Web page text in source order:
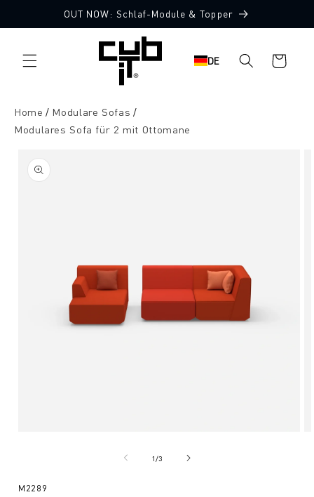
Inhalt
OUT NOW: Schlaf-Module & Topper
DE Warenkorb
Home
Modulare Sofas
Modulares Sofa für 2 mit Ottomane
1/von
3
Made in Germany 🖤
SKU:
M2289